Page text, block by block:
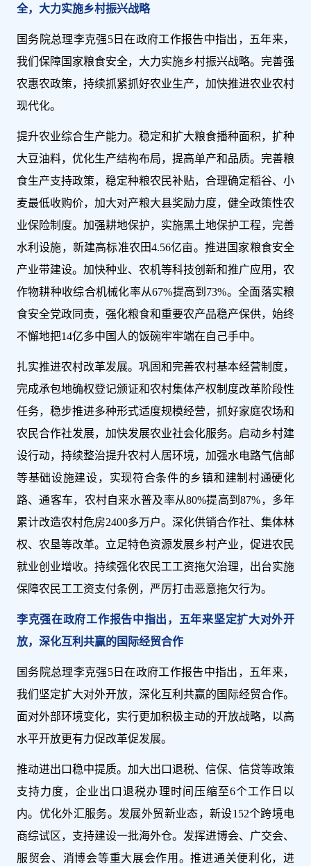
全，大力实施乡村振兴战略
国务院总理李克强5日在政府工作报告中指出，五年来，
我们保障国家粮食安全，大力实施乡村振兴战略。完善强
农惠农政策，持续抓紧抓好农业生产，加快推进农业农村
现代化。
提升农业综合生产能力。稳定和扩大粮食播种面积，扩种
大豆油料，优化生产结构布局，提高单产和品质。完善粮
食生产支持政策，稳定种粮农民补贴，合理确定稻谷、小
麦最低收购价，加大对产粮大县奖励力度，健全政策性农
业保险制度。加强耕地保护，实施黑土地保护工程，完善
水利设施，新建高标准农田4.56亿亩。推进国家粮食安全
产业带建设。加快种业、农机等科技创新和推广应用，农
作物耕种收综合机械化率从67%提高到73%。全面落实粮
食安全党政同责，强化粮食和重要农产品稳产保供，始终
不懈地把14亿多中国人的饭碗牢牢端在自己手中。
扎实推进农村改革发展。巩固和完善农村基本经营制度，
完成承包地确权登记颁证和农村集体产权制度改革阶段性
任务，稳步推进多种形式适度规模经营，抓好家庭农场和
农民合作社发展，加快发展农业社会化服务。启动乡村建
设行动，持续整治提升农村人居环境，加强水电路气信邮
等基础设施建设，实现符合条件的乡镇和建制村通硬化
路、通客车，农村自来水普及率从80%提高到87%，多年
累计改造农村危房2400多万户。深化供销合作社、集体林
权、农垦等改革。立足特色资源发展乡村产业，促进农民
就业创业增收。持续强化农民工工资拖欠治理，出台实施
保障农民工工资支付条例，严厉打击恶意拖欠行为。
李克强在政府工作报告中指出，五年来坚定扩大对外开
放，深化互利共赢的国际经贸合作
国务院总理李克强5日在政府工作报告中指出，五年来，
我们坚定扩大对外开放，深化互利共赢的国际经贸合作。
面对外部环境变化，实行更加积极主动的开放战略，以高
水平开放更有力促改革促发展。
推动进出口稳中提质。加大出口退税、信保、信贷等政策
支持力度，企业出口退税办理时间压缩至6个工作日以
内。优化外汇服务。发展外贸新业态，新设152个跨境电
商综试区，支持建设一批海外仓。发挥进博会、广交会、
服贸会、消博会等重大展会作用。推进通关便利化，进